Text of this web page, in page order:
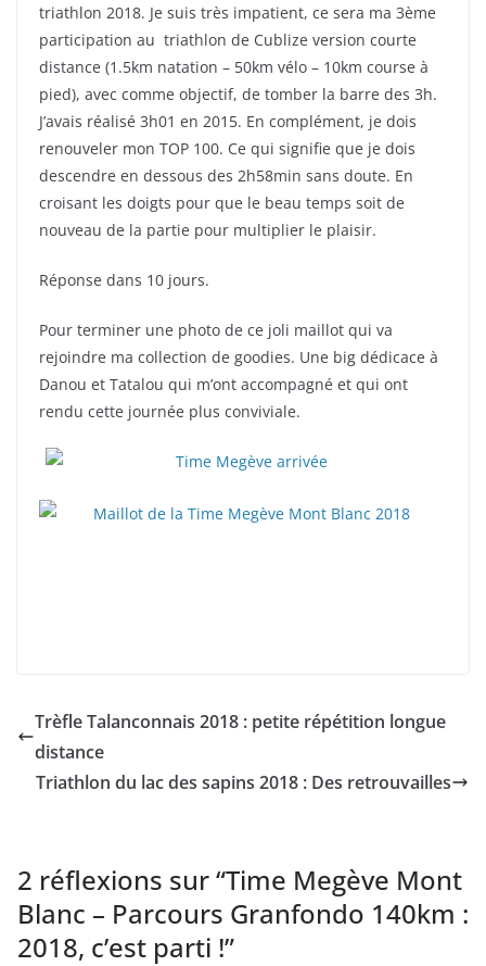
triathlon 2018. Je suis très impatient, ce sera ma 3ème
participation au triathlon de Cublize version courte
distance (1.5km natation – 50km vélo – 10km course à
pied), avec comme objectif, de tomber la barre des 3h.
J’avais réalisé 3h01 en 2015. En complément, je dois
renouveler mon TOP 100. Ce qui signifie que je dois
descendre en dessous des 2h58min sans doute. En
croisant les doigts pour que le beau temps soit de
nouveau de la partie pour multiplier le plaisir.
Réponse dans 10 jours.
Pour terminer une photo de ce joli maillot qui va
rejoindre ma collection de goodies. Une big dédicace à
Danou et Tatalou qui m’ont accompagné et qui ont
rendu cette journée plus conviviale.
Trèfle Talanconnais 2018 : petite répétition longue
distance
Triathlon du lac des sapins 2018 : Des retrouvailles
2 réflexions sur “Time Megève Mont
Blanc – Parcours Granfondo 140km :
2018, c’est parti !”